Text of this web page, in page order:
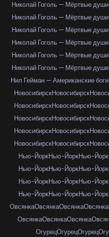
Николай Гоголь — Мёртвые души
Николай Гоголь — Мёртвые души
Николай Гоголь — Мёртвые души
Николай Гоголь — Мёртвые души
Николай Гоголь — Мёртвые души
Николай Гоголь — Мёртвые души
Нил Гейман — Американские боги
НовосибирскНовосибирск
НовосибирскНовосибирск
НовосибирскНовосибирск
НовосибирскНовосибирск
НовосибирскНовосибирск
Нью-ЙоркНью-ЙоркНью-Йорк
Нью-ЙоркНью-ЙоркНью-Йорк
Нью-ЙоркНью-ЙоркНью-Йорк
Нью-ЙоркНью-ЙоркНью-Йорк
ОвсянкаОвсянкаОвсянкаОвсянка
ОвсянкаОвсянкаОвсянка
ОгурецОгурецОгурец